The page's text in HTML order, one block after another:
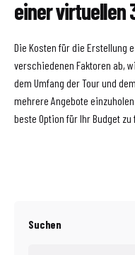
einer virtuellen
Die Kosten für die Erstellung
verschiedenen Faktoren ab,
dem Umfang der Tour und
mehrere Angebote
beste Option für Ihr Budget zu
Suchen